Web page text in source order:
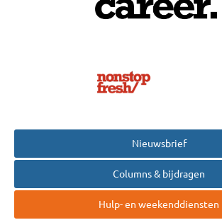
Nieuwsbrief
Columns & bijdragen
Hulp- en weekenddiensten